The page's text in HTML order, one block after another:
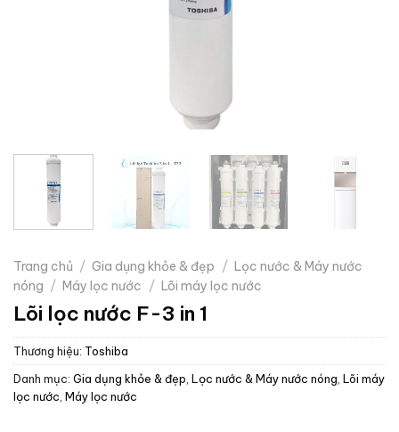
Trang chủ / Gia dụng khỏe & đẹp / Lọc nước & Máy nước
nóng / Máy lọc nước / Lõi máy lọc nước
Lõi lọc nước F-3 in 1
Thương hiệu: Toshiba
Danh mục: Gia dụng khỏe & đẹp Lọc nước & Máy nước nóng Lõi máy
lọc nước Máy lọc nước